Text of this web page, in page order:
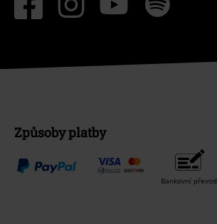
Způsoby platby
Bankovní převod